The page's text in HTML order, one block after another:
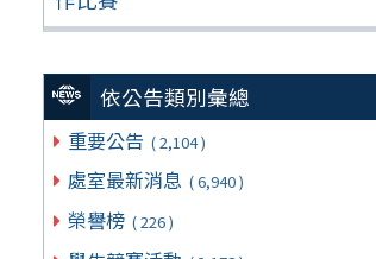
依公告類別彙總
重要公告 ( 2,104 )
處室最新消息 ( 6,940 )
榮譽榜 ( 226 )